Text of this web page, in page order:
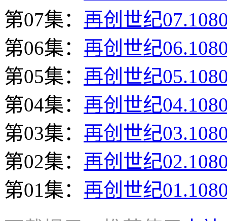
第07集： 再创世纪
第06集： 再创世纪
第05集： 再创世纪
第04集： 再创世纪
第03集： 再创世纪
第02集： 再创世纪
第01集： 再创世纪